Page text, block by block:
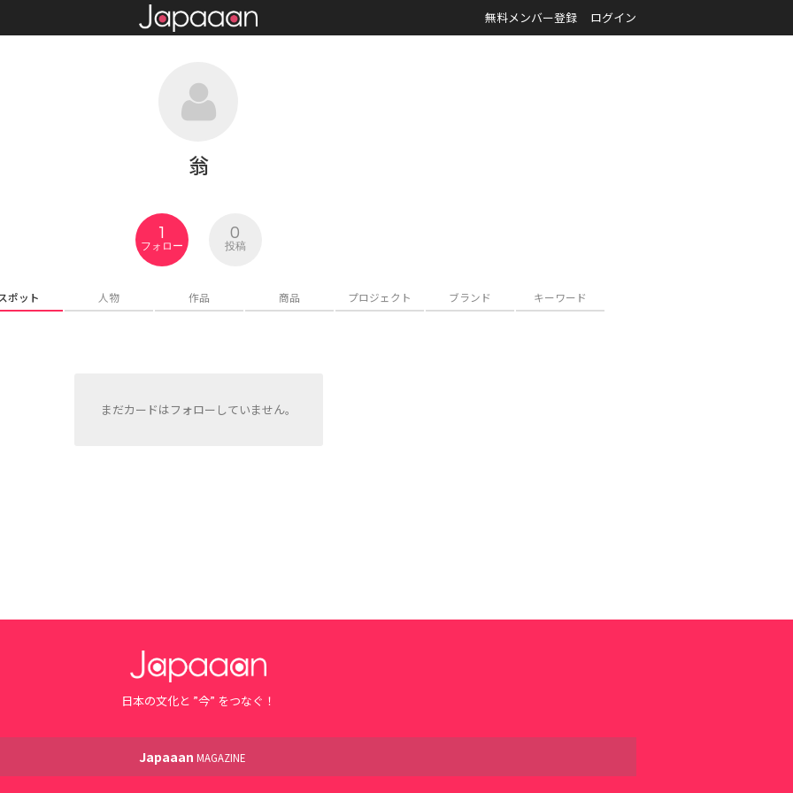
無料メンバー登録 ログイン
翁
1
フォロー
0
投稿
スポット 人物 作品 商品 プロジェクト ブランド キーワード
まだカードはフォローしていません。
日本の文化と ”今” をつなぐ！
Japaaan MAGAZINE